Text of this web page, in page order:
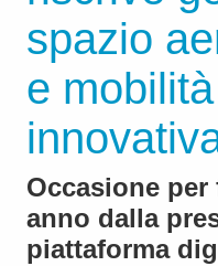
spazio
e
Occasione
anno dalla
piattaforma